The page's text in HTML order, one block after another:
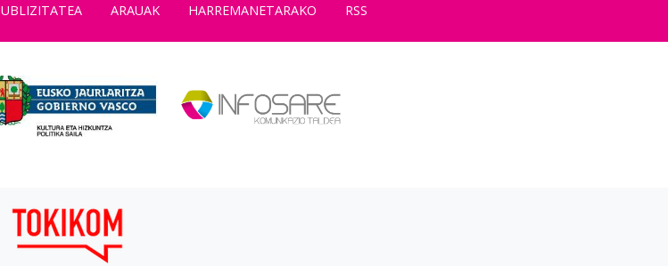
ARAUAK HARREMANETARAKO RSS